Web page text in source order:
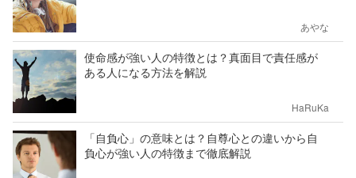
あやな
使命感が強い人の特徴とは？真面目で責任感が
ある人になる方法を解説
HaRuKa
「自負心」の意味とは？自尊心との違いから自
負心が強い人の特徴まで徹底解説